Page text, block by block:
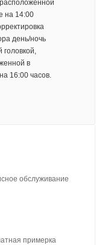
на 14:00
день/ночь
головкой,
в
16:00 часов.
обслуживание
примерка